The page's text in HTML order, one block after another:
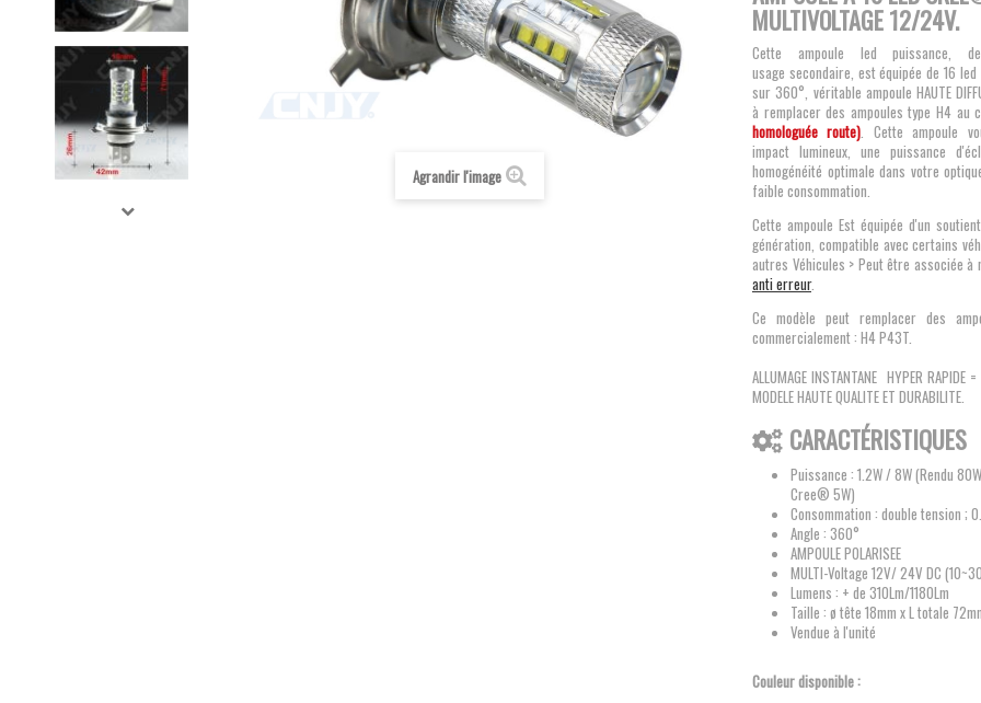
Agrandir l'image
MULTIVOLTAGE 12/24V.
Cette ampoule led puissance,
usage secondaire, est équipée de 16
sur 360°, véritable ampoule HAUTE
à remplacer des ampoules type H4
homologuée route). Cette ampoule
impact lumineux, une puissance
homogénéité optimale dans votre
faible consommation.
Cette ampoule Est équipée d'un
génération, compatible avec certains
autres Véhicules > Peut être associée
anti erreur.
Ce modèle peut remplacer des
commercialement : H4 P43T.
ALLUMAGE INSTANTANE HYPER
MODELE HAUTE QUALITE ET DURABILITE.
CARACTÉRISTIQUES
Puissance : 1.2W / 8W (Rendu
Cree® 5W)
Consommation : double tension ;
Angle : 360°
AMPOULE POLARISEE
MULTI-Voltage 12V/ 24V DC
Lumens : + de 310Lm/1180Lm
Taille : ø tête 18mm x L totale
Vendue à l'unité
Couleur disponible :